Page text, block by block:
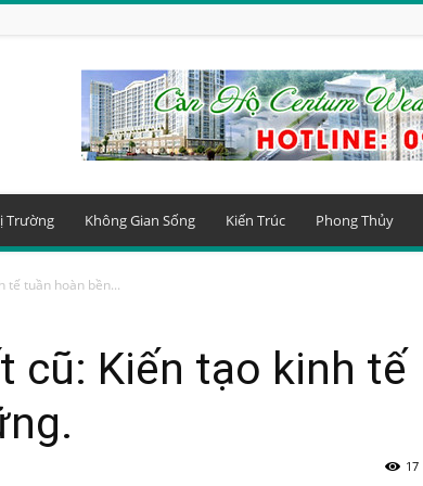
Trường Không Gian Sống Kiến Trúc Phong Thủy
tế tuần hoàn bền...
cũ: Kiến tạo kinh tế
17